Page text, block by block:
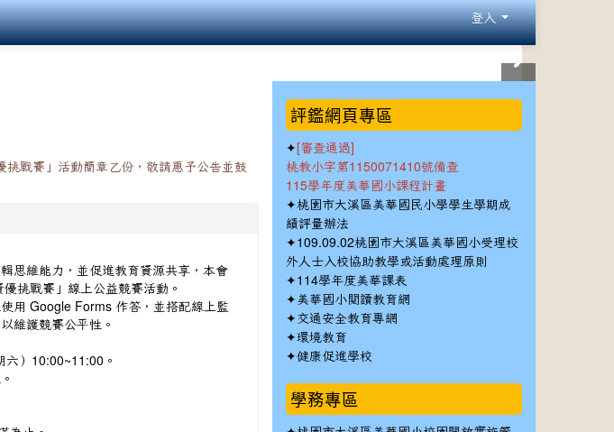
登入
戰賽」活動簡章乙份，敬請惠予公告並鼓
思維能力，並促進教育資源共享，本會
挑戰賽」線上公益競賽活動。
用 Google Forms 作答，並搭配線上監
維護競賽公平性。
）10:00~11:00。
::: 評鑑網頁專區
✦ [審查通過]
桃教小字第1150071410號備查
115學年度美華國小課程計畫
✦桃園市大溪區美華國民小學學生學期成
績評量辦法
✦109.09.02桃園市大溪區美華國小受理校
外人士入校協助教學或活動處理原則
✦114學年度美華課表
✦美華國小閱讀教育網
✦ 交通安全教育專網
✦環境教育
✦健康促進學校
學務專區